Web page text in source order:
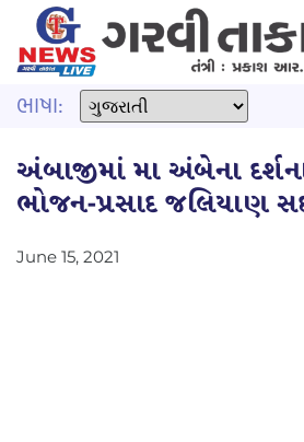
ભાષા:
અંબાજીમાં મા અંબેના
ભોજન-પ્રસાદ જલિયાણ
June 15, 2021